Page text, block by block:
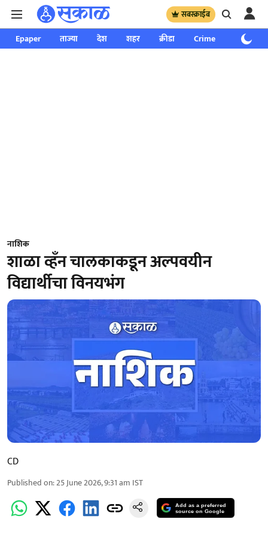
सबस्क्राईब
Epaper ताज्या देश शहर क्रीडा Crime साप्ताहिक
नाशिक
शाळा व्हँन चालकाकडून अल्पवयीन
विद्यार्थीचा विनयभंग
CD
Published on:25 June 2026, 9:31 am IST
Add as a preferred
source on Google